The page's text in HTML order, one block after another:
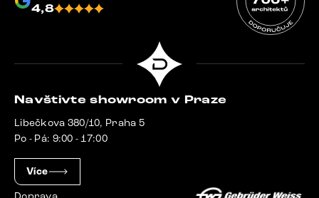
4,8
Navštivte showroom v Praze
Libečkova 380/10, Praha 5
Po - Pá: 9:00 - 17:00
Více